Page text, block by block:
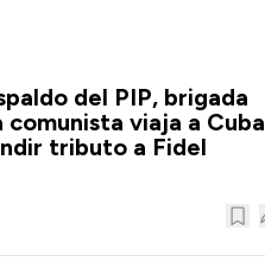
del PIP, brigada
comunista viaja a Cuba
tributo a Fidel